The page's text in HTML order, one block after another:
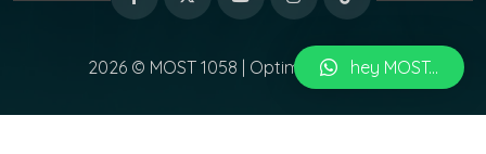
2026 © MOST 1058 | Optimized byMARI
hey MOST...